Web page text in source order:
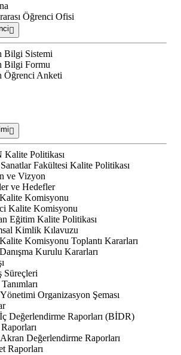
Öğrenci Ofisi
Bilgi Sistemi
Bilgi Formu
Öğrenci Anketi
Kalite Politikası
Fakültesi Kalite Politikası
ve Vizyon
ve Hedefler
Komisyonu
Kalite Komisyonu
Eğitim Kalite Politikası
Kimlik Kılavuzu
Komisyonu Toplantı Kararları
Kurulu Kararları
Süreçleri
Organizasyon Şeması
Değerlendirme Raporları (BİDR)
Değerlendirme Raporları
Raporları